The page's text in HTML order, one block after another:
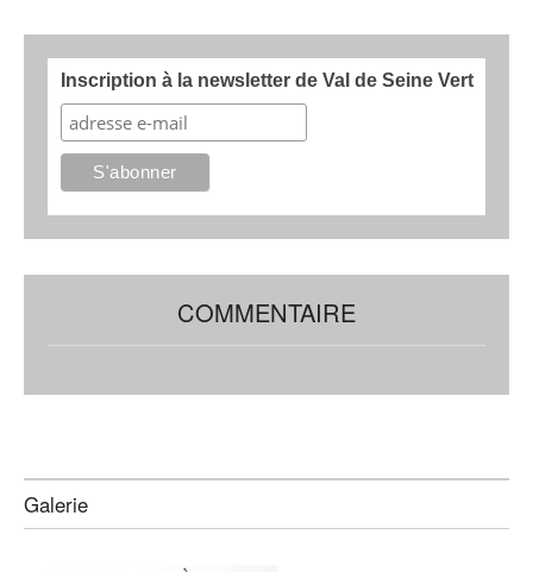
Inscription à la newsletter de Val de Seine Vert
COMMENTAIRE
Galerie